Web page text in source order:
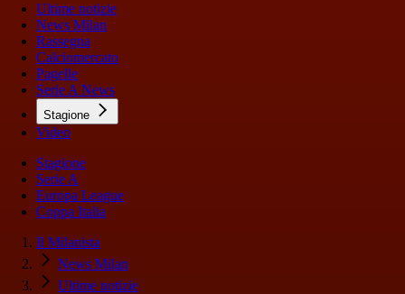
Ultime notizie
News Milan
Rassegna
Calciomercato
Pagelle
Serie A News
Stagione
Video
Stagione
Serie A
Europa League
Coppa Italia
Il Milanista
News Milan
Ultime notizie